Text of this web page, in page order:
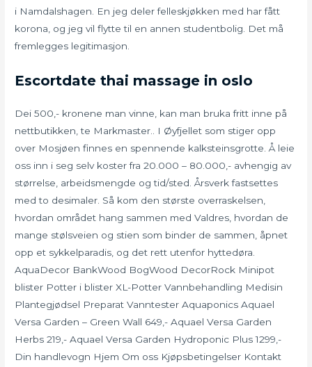
i Namdalshagen. En jeg deler felleskjøkken med har fått
korona, og jeg vil flytte til en annen studentbolig. Det må
fremlegges legitimasjon.
Escortdate thai massage in oslo
Dei 500,- kronene man vinne, kan man bruka fritt inne på
nettbutikken, te Markmaster.. I Øyfjellet som stiger opp
over Mosjøen finnes en spennende kalksteinsgrotte. Å leie
oss inn i seg selv koster fra 20.000 – 80.000,- avhengig av
størrelse, arbeidsmengde og tid/sted. Årsverk fastsettes
med to desimaler. Så kom den største overraskelsen,
hvordan området hang sammen med Valdres, hvordan de
mange stølsveien og stien som binder de sammen, åpnet
opp et sykkelparadis, og det rett utenfor hyttedøra.
AquaDecor BankWood BogWood DecorRock Minipot
blister Potter i blister XL-Potter Vannbehandling Medisin
Plantegjødsel Preparat Vanntester Aquaponics Aquael
Versa Garden – Green Wall 649,- Aquael Versa Garden
Herbs 219,- Aquael Versa Garden Hydroponic Plus 1299,-
Din handlevogn Hjem Om oss Kjøpsbetingelser Kontakt